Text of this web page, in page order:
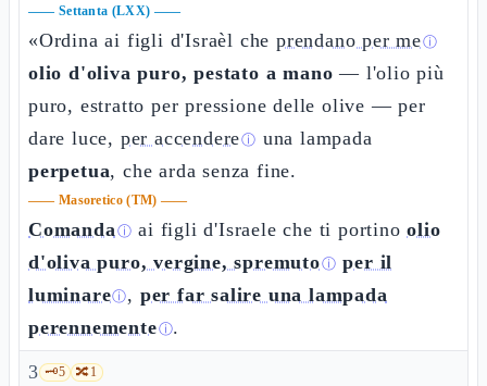
—— Settanta (LXX) ——
«Ordina ai figli d'Israèl cheprendano per meⓘ
olio d'oliva puro, pestato a mano — l'olio più
puro, estratto per pressione delle olive — per
dare luce, per accendereⓘ una lampada
perpetua, che arda senza fine.
—— Masoretico (TM) ——
Comandaⓘ ai figli d'Israele che ti portinoolio
d'oliva puro, vergine, spremutoⓘ per il
luminareⓘ, per far salire una lampada
perennementeⓘ.
3 🗝️5 🔀1